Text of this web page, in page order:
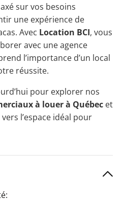
sur vos besoins
une expérience de
Avec Location BCI, vous
avec une agence
l’importance d’un local
réussite.
pour explorer nos
à louer à Québec et
l’espace idéal pour